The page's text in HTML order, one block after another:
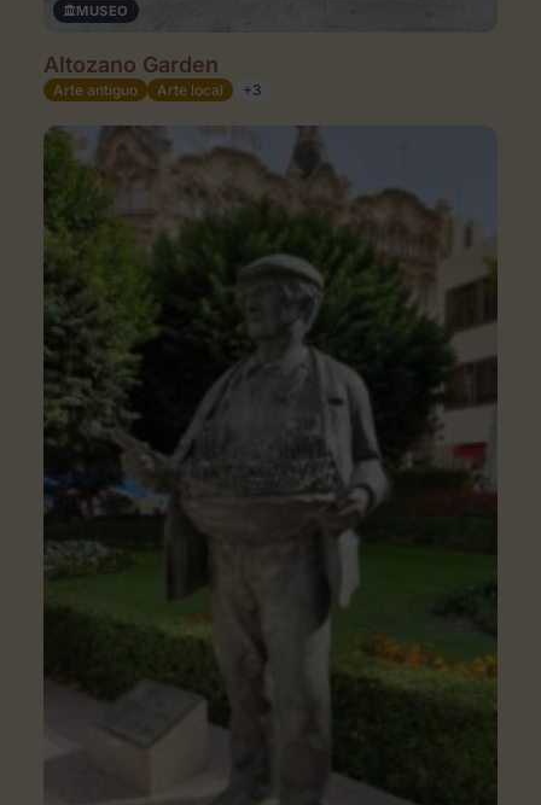
Espacios en la zona
MUSEO
Altozano Garden
Arte antiguo Arte local +3